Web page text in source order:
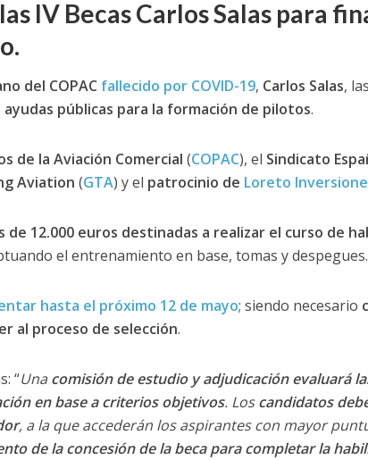
IV Becas Carlos Salas para
del COPAC fallecido por COVID-19, Carlos Salas, las
públicas para la formación de pilotos.
de la Aviación Comercial (COPAC), el Sindicato
Aviation (GTA) y el patrocinio de Loreto
de 12.000 euros destinadas a realizar el curso de
el entrenamiento en base, tomas y despegues.
hasta el próximo 12 de mayo; siendo necesario
al proceso de selección.
“Una comisión de estudio y adjudicación evaluará
en base a criterios objetivos. Loscandidatos
, a la que accederán los aspirantes con mayor
de la concesión de la beca para completar la